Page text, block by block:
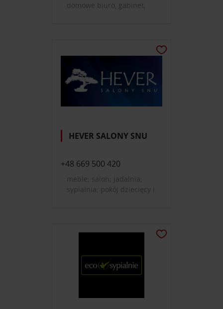
domowe biuro, gabinet;
HEVER SALONY SNU
+48 669 500 420
meble; salon; jadalnia;
sypialnia; pokój dziecięcy i